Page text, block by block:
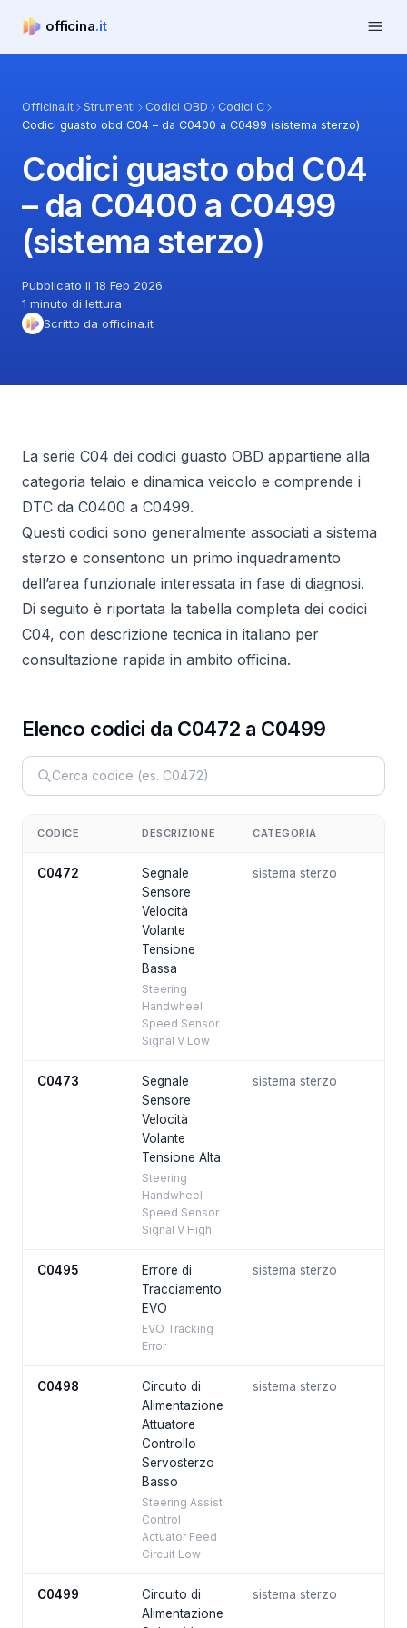
officina.it
officina.it Apri
Officina.it Strumenti Codici OBD
Codici C
Codici guasto obd C04 – da C0400 a C0499 (sistema sterzo)
Codici guasto obd C04
– da C0400 a C0499
(sistema sterzo)
Pubblicato il 18 Feb 2026
1 minuto di lettura
Scritto da officina.it
La serie C04 dei codici guasto OBD appartiene alla
categoria telaio e dinamica veicolo e comprende i
DTC da C0400 a C0499.
Questi codici sono generalmente associati a sistema
sterzo e consentono un primo inquadramento
dell’area funzionale interessata in fase di diagnosi.
Di seguito è riportata la tabella completa dei codici
C04, con descrizione tecnica in italiano per
consultazione rapida in ambito officina.
Elenco codici da C0472 a C0499
CODICE DESCRIZIONE CATEGORIA
C0472
Segnale
Sensore
Velocità
Volante
Tensione
Bassa
Steering
Handwheel
Speed Sensor
Signal V Low
sistema sterzo
C0473
Segnale
Sensore
Velocità
Volante
Tensione Alta
Steering
Handwheel
Speed Sensor
Signal V High
sistema sterzo
C0495
Errore di
Tracciamento
EVO
EVO Tracking
Error
sistema sterzo
C0498
Circuito di
Alimentazione
Attuatore
Controllo
Servosterzo
Basso
Steering Assist
Control
Actuator Feed
Circuit Low
sistema sterzo
C0499
Circuito di
Alimentazione
sistema sterzo